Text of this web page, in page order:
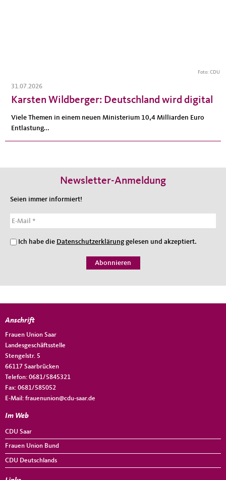
Foto: CDU
31.07.2026
Karsten Wildberger: Deutschland wird digital
Viele Themen in einem neuen Ministerium 10,4 Milliarden Euro
Entlastung...
Newsletter-Anmeldung
Seien immer informiert!
E-Mail
Ich habe die Datenschutzerklärung gelesen und akzeptiert.
Fußbereich
Anschrift
Frauen Union Saar
Landesgeschäftsstelle
Stengelstr. 5
66117 Saarbrücken
Telefon: 0681/5845321
Fax: 0681/585052
E-Mail: frauenunion@cdu-saar.de
Im Web
CDU Saar
Frauen Union Bund
CDU Deutschlands